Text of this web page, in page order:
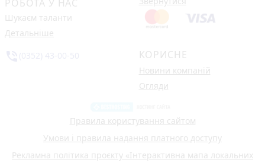
РОБОТА У НАС
Шукаєм таланти
Детальніше
КОРИСНЕ
Новини компаній
Огляди
Правила користування сайтом
Умови і правила надання платного доступу
Рекламна політика проєкту «Інтерактивна мапа локальних